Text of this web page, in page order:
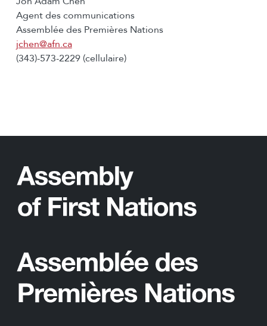
Agent des communications
Assemblée des Premières Nations
jchen@afn.ca
(343)-573-2229 (cellulaire)